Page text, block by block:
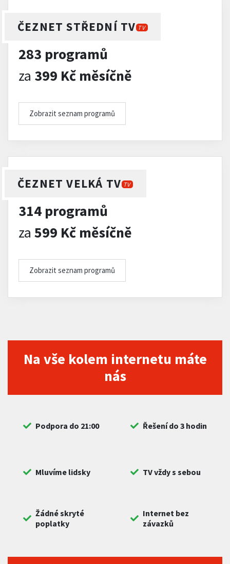
ČEZNET STŘEDNÍ TV TV
283 programů
za 399 Kč měsíčně
Zobrazit seznam programů
ČEZNET VELKÁ TV TV
314 programů
za 599 Kč měsíčně
Zobrazit seznam programů
Na vše kolem internetu máte
nás
Podpora do 21:00 Řešení do 3 hodin
Mluvíme lidsky TV vždy s sebou
Žádné skryté
poplatky
Internet bez
závazků